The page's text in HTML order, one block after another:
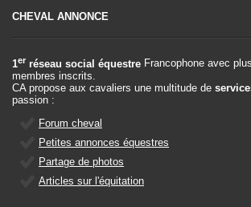
CHEVAL ANNONCE
1er réseau social équestre Francophone avec
membres inscrits.
CA propose aux cavaliers une multitude de
passion :
Forum cheval
Petites annonces équestres
Partage de photos
Articles sur l'équitation